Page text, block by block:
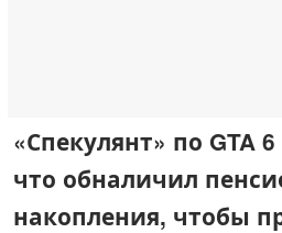
«Спекулянт» по GTA
что обналичил
накопления, чтобы